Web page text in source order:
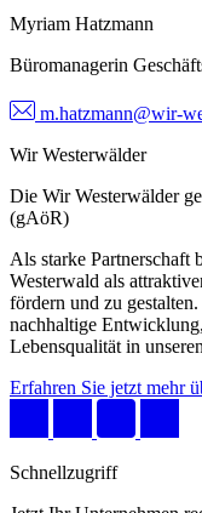
Myriam Hatzmann
Büromanagerin
m.hatzmann@wir-
Wir Westerwälder
Die Wir Westerwälder
(gAöR)
Als starke Partnerschaft
Westerwald als
fördern und zu
nachhaltige
Lebensqualität in
Erfahren Sie jetzt mehr
Schnellzugriff